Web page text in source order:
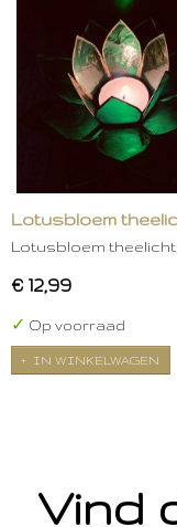
Lotusbloem
Lotusbloem
€ 12,99
✓ Op voorraad
IN WINKELWAGEN
Vind